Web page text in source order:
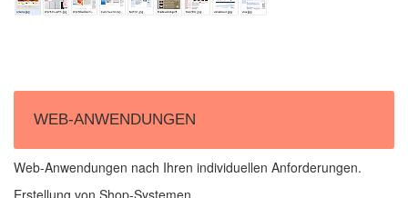
WEB-ANWENDUNGEN
Web-Anwendungen nach Ihren individuellen Anforderungen.